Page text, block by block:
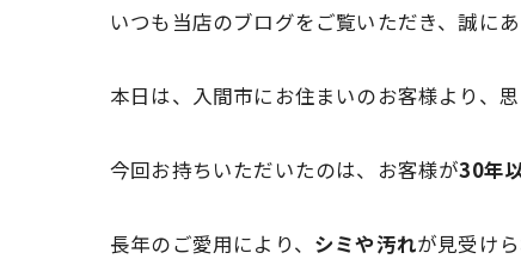
いつも当店のブログをご覧いただき、誠に
本日は、入間市にお住まいのお客様より、
今回お持ちいただいたのは、お客様が30年
長年のご愛用により、 シミや汚れが見受け